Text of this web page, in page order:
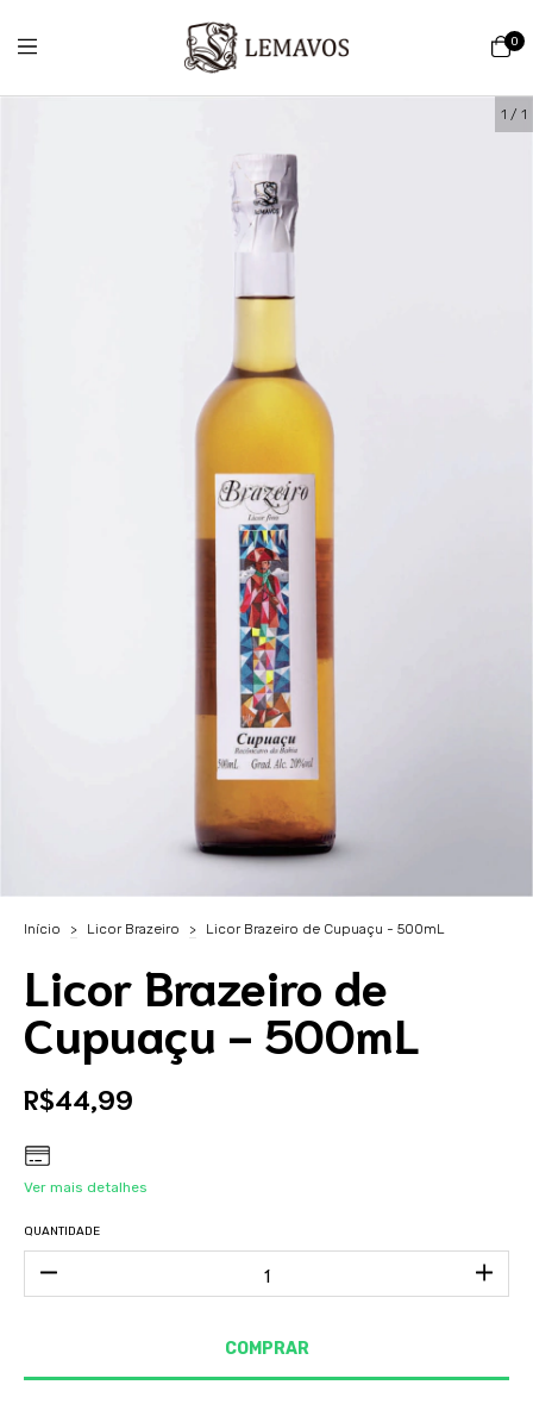
0
1 / 1
Início > Licor Brazeiro > Licor Brazeiro de Cupuaçu - 500mL
Licor Brazeiro de
Cupuaçu - 500mL
R$44,99
Ver mais detalhes
QUANTIDADE